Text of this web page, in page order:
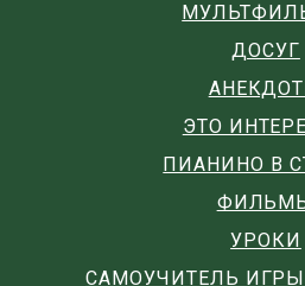
ДОСУГ
ЭТО
ПИАНИНО В
УРОКИ
САМОУЧИТЕЛЬ